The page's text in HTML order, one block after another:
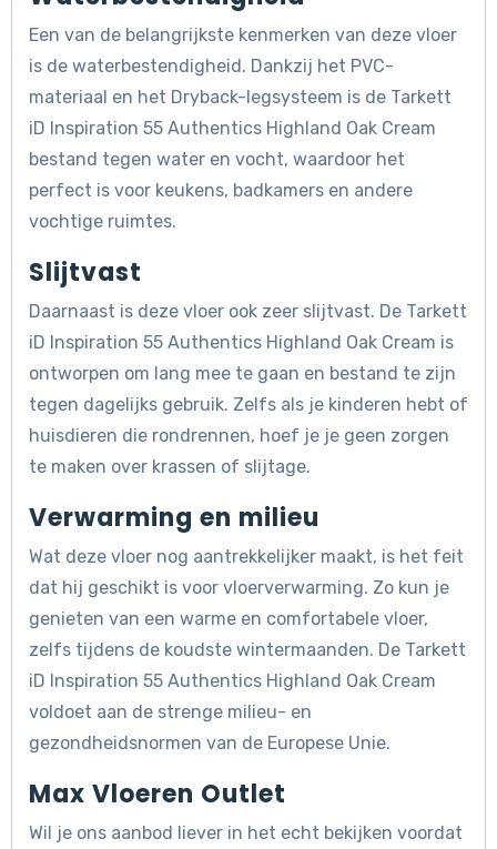
Een van de belangrijkste kenmerken van deze vloer
is de waterbestendigheid. Dankzij het PVC-
materiaal en het Dryback-legsysteem is de Tarkett
iD Inspiration 55 Authentics Highland Oak Cream
bestand tegen water en vocht, waardoor het
perfect is voor keukens, badkamers en andere
vochtige ruimtes.
Slijtvast
Daarnaast is deze vloer ook zeer slijtvast. De Tarkett
iD Inspiration 55 Authentics Highland Oak Cream is
ontworpen om lang mee te gaan en bestand te zijn
tegen dagelijks gebruik. Zelfs als je kinderen hebt of
huisdieren die rondrennen, hoef je je geen zorgen
te maken over krassen of slijtage.
Verwarming en milieu
Wat deze vloer nog aantrekkelijker maakt, is het feit
dat hij geschikt is voor vloerverwarming. Zo kun je
genieten van een warme en comfortabele vloer,
zelfs tijdens de koudste wintermaanden. De Tarkett
iD Inspiration 55 Authentics Highland Oak Cream
voldoet aan de strenge milieu- en
gezondheidsnormen van de Europese Unie.
Max Vloeren Outlet
Wil je ons aanbod liever in het echt bekijken voordat